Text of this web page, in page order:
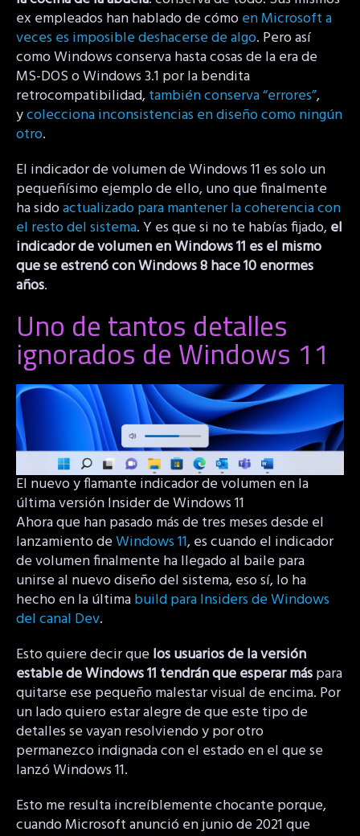
ex empleados han hablado de cómoen Microsoft a
veces es imposible deshacerse de algo. Pero así
como Windows conserva hasta cosas de la era de
MS-DOS o Windows 3.1 por la bendita
retrocompatibilidad,también conserva “errores”,
ycolecciona inconsistencias en diseño como ningún
otro.
El indicador de volumen de Windows 11 es solo un
pequeñísimo ejemplo de ello, uno que finalmente
ha sidoactualizado para mantener la coherencia con
el resto del sistema. Y es que si no te habías fijado,el
indicador de volumen en Windows 11 es el mismo
que se estrenó con Windows 8 hace 10 enormes
años.
Uno de tantos detalles
ignorados de Windows 11
El nuevo y flamante indicador de volumen en la
última versión Insider de Windows 11
Ahora que han pasado más de tres meses desde el
lanzamiento deWindows 11, es cuando el indicador
de volumen finalmente ha llegado al baile para
unirse al nuevo diseño del sistema, eso sí, lo ha
hecho en la últimabuild para Insiders de Windows
del canal Dev.
Esto quiere decir quelos usuarios de la versión
estable de Windows 11 tendrán que esperar máspara
quitarse ese pequeño malestar visual de encima. Por
un lado quiero estar alegre de que este tipo de
detalles se vayan resolviendo y por otro
permanezco indignada con el estado en el que se
lanzó Windows 11.
Esto me resulta increíblemente chocante porque,
cuando Microsoft anunció en junio de 2021 que